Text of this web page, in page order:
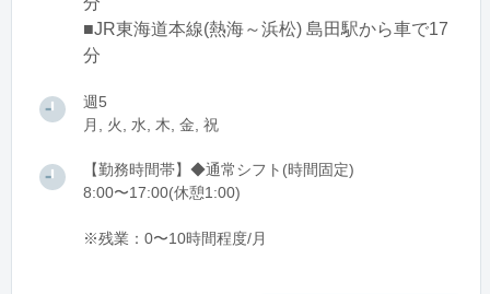
■JR東海道本線(熱海～浜松) 島田駅から車で17
分
週5
月, 火, 水, 木, 金, 祝
【勤務時間帯】◆通常シフト(時間固定)
8:00〜17:00(休憩1:00)
※残業：0〜10時間程度/月